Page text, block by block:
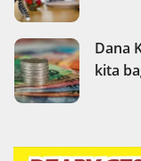
Dana
kita